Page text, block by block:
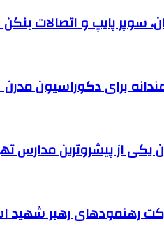
سوپر پایپ و اتصالات
برای دکوراسیون
یکی از پیشروترین مدارس
رهنمودهای رهبر شهید